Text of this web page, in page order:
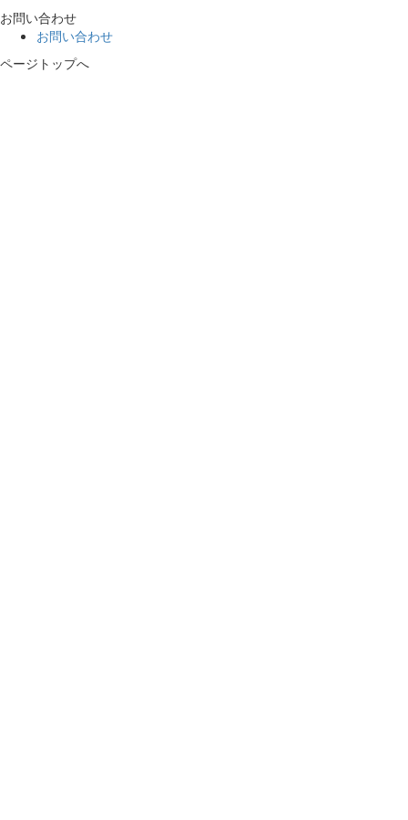
お問い合わせ
お問い合わせ
ページトップへ